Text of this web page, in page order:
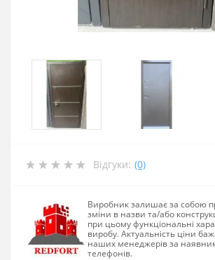
Відгуки: (0)
Виробник залишає за собою
зміни в назви та/або
при цьому функціональні
виробу. Актуальність ціни
наших менеджерів за
телефонів.